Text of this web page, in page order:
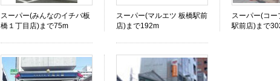
スーパー(みんなのイチバ板
橋１丁目店)まで75m
スーパー(マルエツ 板橋駅前
店)まで192m
スーパー(コ
駅前店)まで